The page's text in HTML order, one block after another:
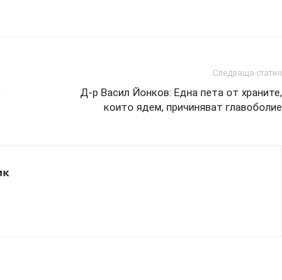
Следваща статия
Д-р Васил Йонков: Една пета от храните,
които ядем, причиняват главоболие